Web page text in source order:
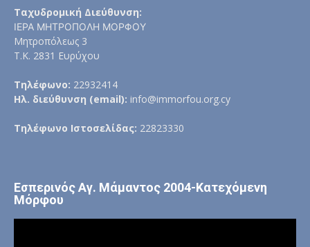
Ταχυδρομική Διεύθυνση:
ΙΕΡΑ ΜΗΤΡΟΠΟΛΗ ΜΟΡΦΟΥ
Μητροπόλεως 3
Τ.Κ. 2831 Ευρύχου
Τηλέφωνο: 22932414
Ηλ. διεύθυνση (email): info@immorfou.org.cy
Τηλέφωνο Ιστοσελίδας: 22823330
Εσπερινός Αγ. Μάμαντος 2004-Κατεχόμενη
Μόρφου